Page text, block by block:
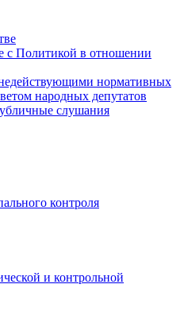
с Политикой в отношении
нормативных
народных депутатов
слушания
контроля
и контрольной